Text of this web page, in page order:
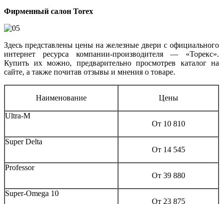
Фирменный салон Torex
Здесь представлены цены на железные двери с официального
интернет ресурса компании-производителя — «Торекс».
Купить их можно, предварительно просмотрев каталог на
сайте, а также почитав отзывы и мнения о товаре.
Наименование Цены
Ultra-M
От 10 810
Super Delta
От 14 545
Professor
От 39 880
Super-Omega 10
От 23 875